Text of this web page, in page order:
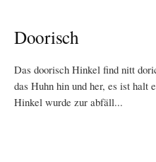
Doorisch
Das doorisch Hinkel find nitt
das Huhn hin und her, es ist
Hinkel wurde zur abfäll...